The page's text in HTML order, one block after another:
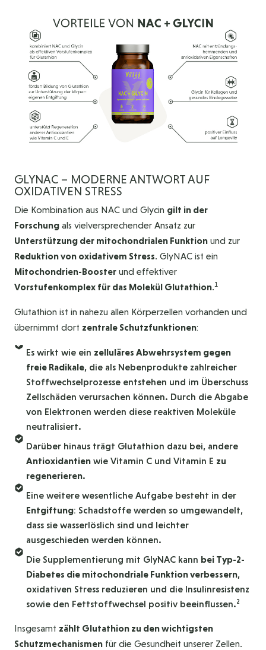
GLYNAC – MODERNE ANTWORT AUF
OXIDATIVEN STRESS
Die Kombination aus NAC und Glycin gilt in der
Forschung als vielversprechender Ansatz zur
Unterstützung der mitochondrialen Funktion und zur
Reduktion von oxidativem Stress. GlyNAC ist ein
Mitochondrien-Booster und effektiver
Vorstufenkomplex für das Molekül Glutathion.1
Glutathion ist in nahezu allen Körperzellen vorhanden und
übernimmt dort zentrale Schutzfunktionen:
Es wirkt wie ein zelluläres Abwehrsystem gegen
freie Radikale, die als Nebenprodukte zahlreicher
Stoffwechselprozesse entstehen und im Überschuss
Zellschäden verursachen können. Durch die Abgabe
von Elektronen werden diese reaktiven Moleküle
neutralisiert.
Darüber hinaus trägt Glutathion dazu bei, andere
Antioxidantien wie Vitamin C und Vitamin E zu
regenerieren.
Eine weitere wesentliche Aufgabe besteht in der
Entgiftung: Schadstoffe werden so umgewandelt,
dass sie wasserlöslich sind und leichter
ausgeschieden werden können.
Die Supplementierung mit GlyNAC kann bei Typ-2-
Diabetes die mitochondriale Funktion verbessern,
oxidativen Stress reduzieren und die Insulinresistenz
sowie den Fettstoffwechsel positiv beeinflussen.2
Insgesamt zählt Glutathion zu den wichtigsten
Schutzmechanismen für die Gesundheit unserer Zellen.